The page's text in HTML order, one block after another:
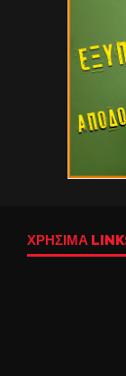
ΧΡΉΣΙΜΑ